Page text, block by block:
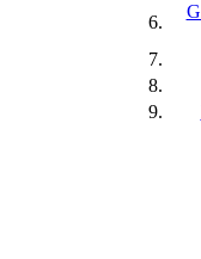
6.
7.
8.
9.